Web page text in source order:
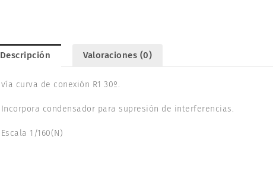
Descripción Valoraciones (0)
vía curva de conexión R1 30º.
Incorpora condensador para supresión de interferencias.
Escala 1/160(N)